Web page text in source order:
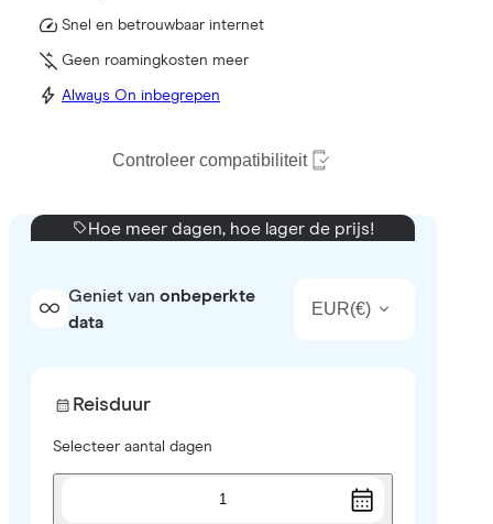
Snel en betrouwbaar internet
Geen roamingkosten meer
Always On inbegrepen
Controleer compatibiliteit
Hoe meer dagen, hoe lager de prijs!
Geniet van onbeperkte
data
EUR(€)
Reisduur
Selecteer aantal dagen
1